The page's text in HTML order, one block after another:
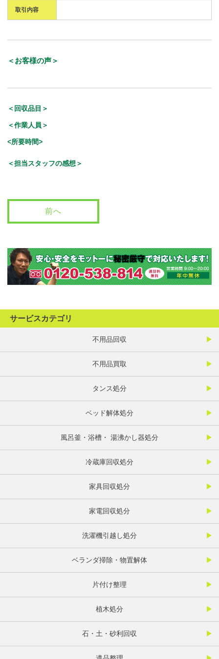
取引内容
＜お客様の声＞
＜回収品目＞
＜作業人員＞
<所要時間>
＜担当スタッフの感想＞
前へ
サービスカテゴリ
不用品回収
不用品買取
タンス処分
ベッド解体処分
風呂釜・浴槽・ 湯沸かし器処分
冷蔵庫回収処分
家具回収処分
家電回収処分
洗濯機引越し処分
ベランダ掃除・物置解体
片付け整理
植木処分
石・土・砂利回収